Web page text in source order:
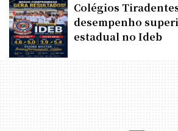
Colégios
desempenho
estadual no Ideb